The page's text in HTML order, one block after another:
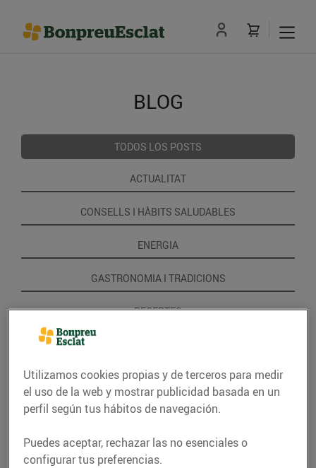
BLOG
TODOS LOS POSTS
ACTUALITAT
CONSELLS I HÀBITS SALUDABLES
ENERGIA
GASTRONOMIA I TRADICIONS
RECEPTES
Utilizamos cookies propias y de terceros para medir
el uso de la web y mostrar publicidad basada en un
perfil según tus hábitos de navegación.
Puedes aceptar, rechazar las no esenciales o
configurar tus preferencias.